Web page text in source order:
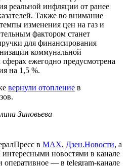
реальной инфляции от ранее
Также во внимание
изменения цен на газ и
фактором станет
для финансирования
коммунальной
ежегодно предусмотрена
на 1,5 %.
вернули отопление в
Зиновьева
в МАХ, Дзен.Новости, а
новостями в канале
оперативное — в telegram-канале